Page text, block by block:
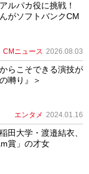
ルパカ役に挑戦！
がソフトバンクCM
CMニュース 2026.08.03
らこそできる演技が
囀り』＞
エンタメ 2024.01.16
田大学・渡邉結衣、
賞」の才女